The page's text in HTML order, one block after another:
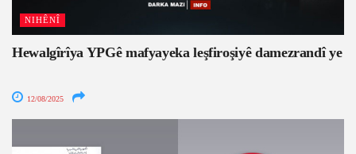
NIHÊNÎ
Hewalgîrîya YPGê mafyayeka leşfiroşiyê damezrandî ye
12/08/2025